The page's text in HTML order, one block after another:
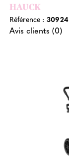
HAUCK
Référence : 30924
Avis clients (0)